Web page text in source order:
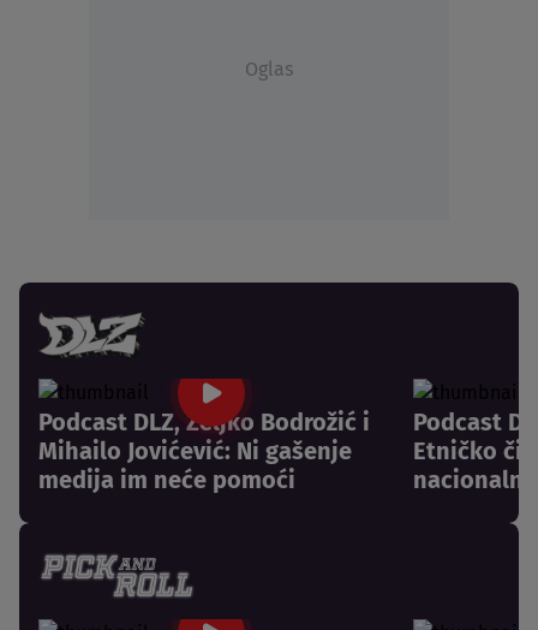
Oglas
Podcast DLZ, Željko Bodrožić i
Mihailo Jovićević: Ni gašenje
medija im neće pomoći
Podcast
Etničko
nacionalni